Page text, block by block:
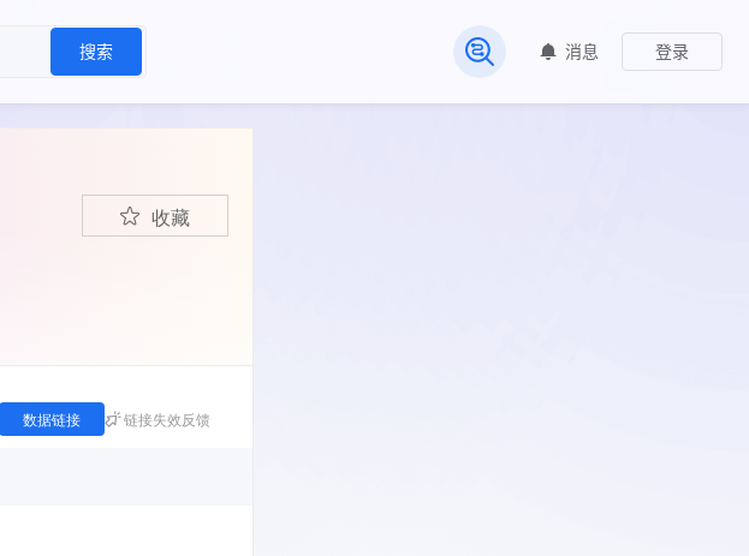
搜索
常见问题
消息 登录
收藏
数据链接 链接失效反馈